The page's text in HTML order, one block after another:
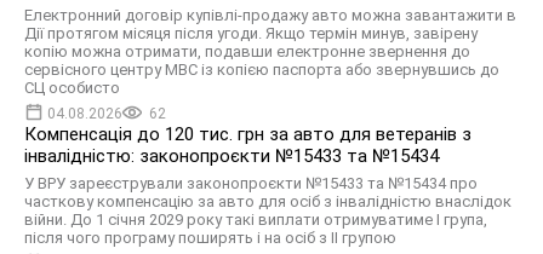
Електронний договір купівлі-продажу авто можна завантажити в
Дії протягом місяця після угоди. Якщо термін минув, завірену
копію можна отримати, подавши електронне звернення до
сервісного центру МВС із копією паспорта або звернувшись до
СЦ особисто
04.08.2026 62
Компенсація до 120 тис. грн за авто для ветеранів з
інвалідністю: законопроєкти №15433 та №15434
У ВРУ зареєстрували законопроєкти №15433 та №15434 про
часткову компенсацію за авто для осіб з інвалідністю внаслідок
війни. До 1 січня 2029 року такі виплати отримуватиме І група,
після чого програму поширять і на осіб з ІІ групою